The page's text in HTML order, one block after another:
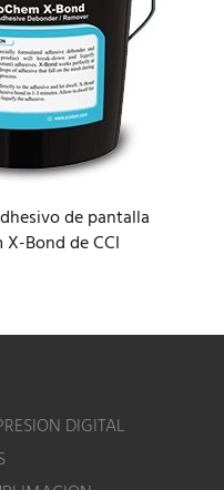
de pantalla
X-Bond de CCI
DIGITAL